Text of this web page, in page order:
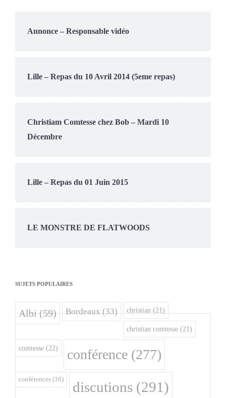
Annonce – Responsable vidéo
Lille – Repas du 10 Avril 2014 (5eme repas)
Christiam Comtesse chez Bob – Mardi 10
Décembre
Lille – Repas du 01 Juin 2015
LE MONSTRE DE FLATWOODS
SUJETS POPULAIRES
Albi(59) Bordeaux(33) christian (21)
christian comtesse (21)
comtesse (22) conférence (277)
conférences (16) discutions (291)